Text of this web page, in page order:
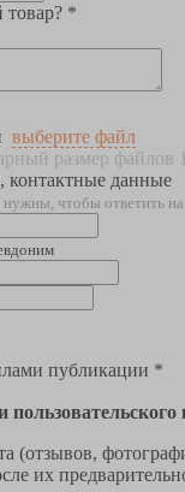
товар? *
выберите файл
размер файлов
контактные данные
чтобы ответить
публикации *
(отзывов,
их